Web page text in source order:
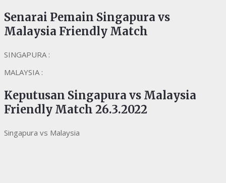
Senarai Pemain Singapura vs
Malaysia Friendly Match
SINGAPURA :
MALAYSIA :
Keputusan Singapura vs Malaysia
Friendly Match 26.3.2022
Singapura vs Malaysia